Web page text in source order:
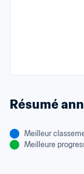
Résumé
Meilleur
Meilleure